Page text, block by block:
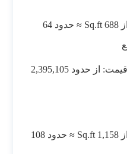
متراژ: از 688 Sq.ft ≈ حدود 64
شروع قیمت: از حدود 2,395,105
متراژ: از 1,158 Sq.ft ≈ حدود 108